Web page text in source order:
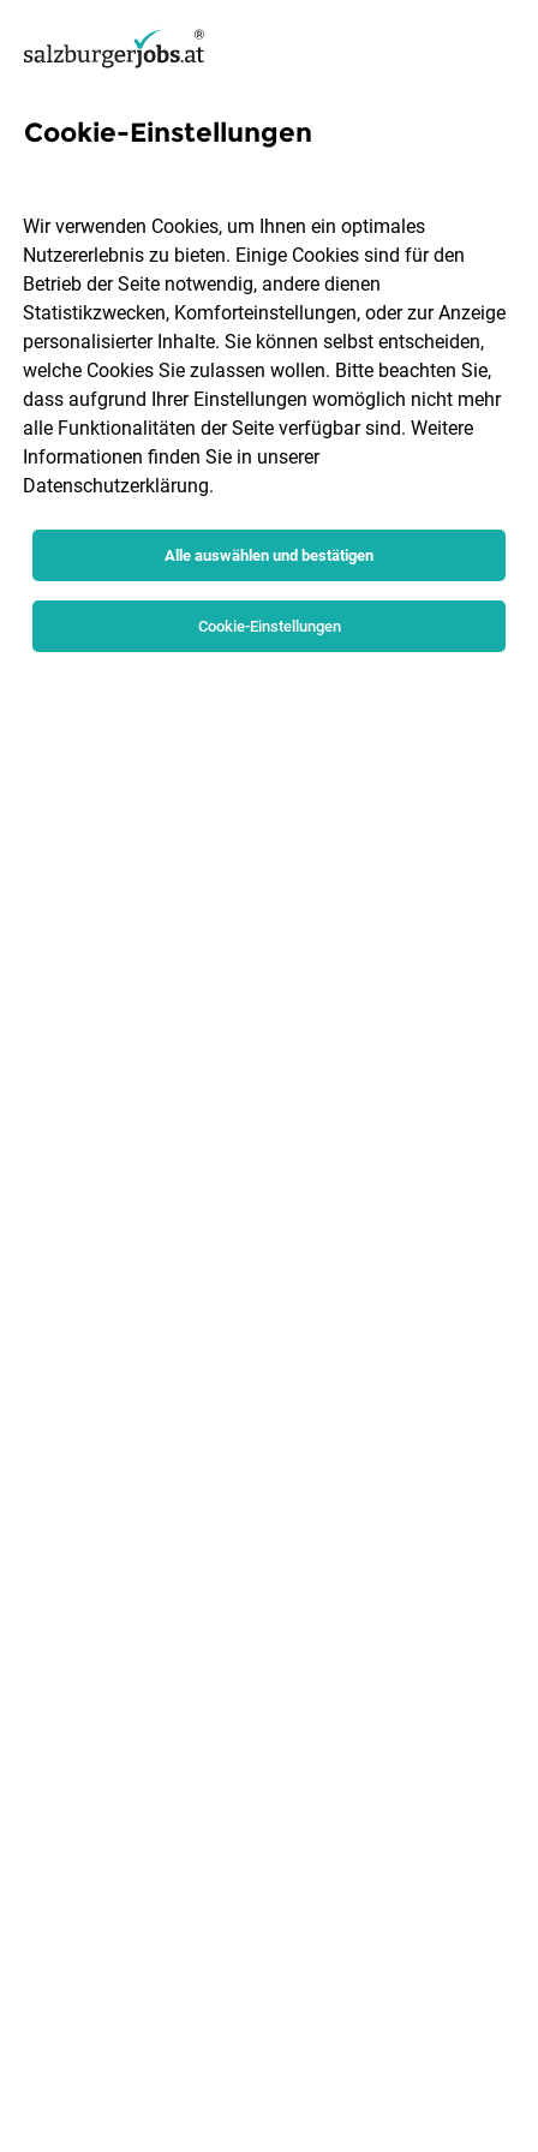
Buchhalter, Teil-/ Vollzeit
JACOBY GM Pharma GmbH
Hallein Vollzeit Teilzeit 04.08.2026
Cookie-Einstellungen
Wir verwenden Cookies, um Ihnen ein optimales
Nutzererlebnis zu bieten. Einige Cookies sind für den
Betrieb der Seite notwendig, andere dienen
Statistikzwecken, Komforteinstellungen, oder zur Anzeige
personalisierter Inhalte. Sie können selbst entscheiden,
welche Cookies Sie zulassen wollen. Bitte beachten Sie,
dass aufgrund Ihrer Einstellungen womöglich nicht mehr
alle Funktionalitäten der Seite verfügbar sind. Weitere
Informationen finden Sie in unserer
Datenschutzerklärung.
Alle auswählen und bestätigen
Cookie-Einstellungen